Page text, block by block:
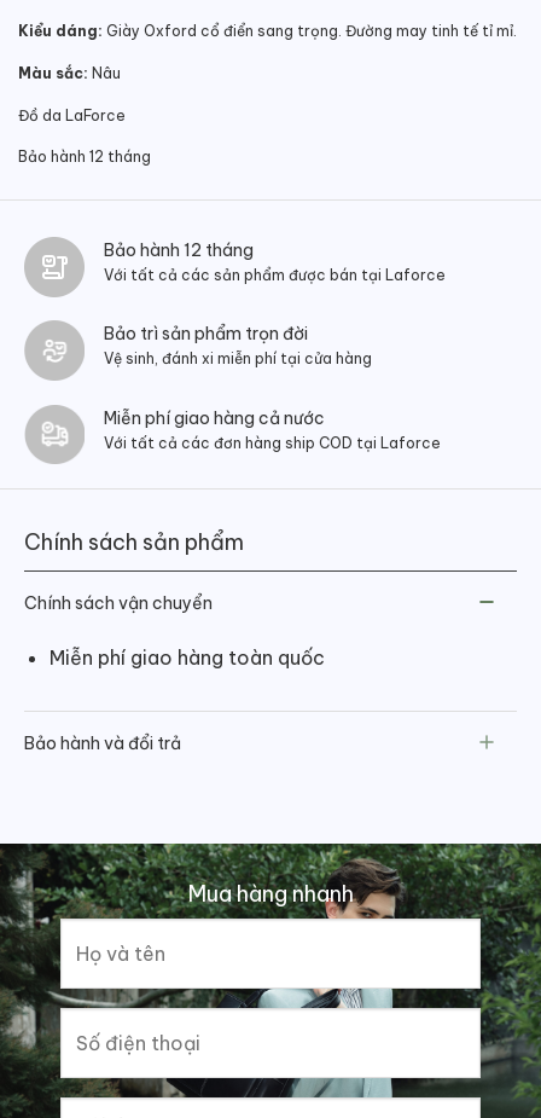
Kiểu dáng: Giày Oxford cổ điển sang trọng. Đường may tinh tế tỉ mỉ.
Màu sắc: Nâu
Đồ da LaForce
Bảo hành 12 tháng
Bảo hành 12 tháng
Với tất cả các sản phẩm được bán tại Laforce
Bảo trì sản phẩm trọn đời
Vệ sinh, đánh xi miễn phí tại cửa hàng
Miễn phí giao hàng cả nước
Với tất cả các đơn hàng ship COD tại Laforce
Chính sách sản phẩm
Chính sách vận chuyển
Miễn phí giao hàng toàn quốc
Bảo hành và đổi trả
Mua hàng nhanh